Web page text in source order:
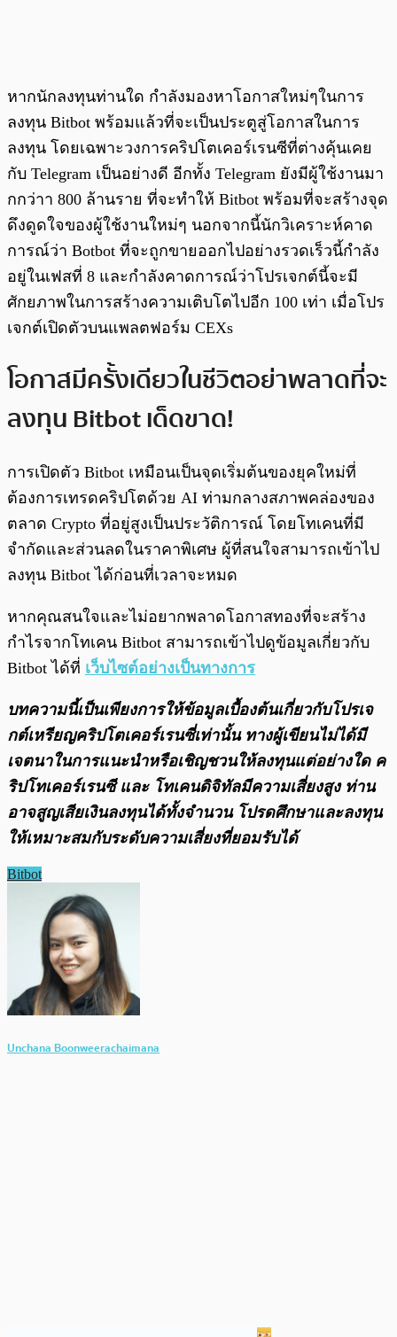
หากนักลงทุนท่านใด กำลังมองหาโอกาสใหม่ๆในการ
ลงทุน Bitbot พร้อมแล้วที่จะเป็นประตูสู่โอกาสในการ
ลงทุน โดยเฉพาะวงการคริปโตเคอร์เรนซีที่ต่างคุ้นเคย
กับ Telegram เป็นอย่างดี อีกทั้ง Telegram ยังมีผู้ใช้งานมา
กกว่าา 800 ล้านราย ที่จะทำให้ Bitbot พร้อมที่จะสร้างจุด
ดึงดูดใจของผู้ใช้งานใหม่ๆ นอกจากนี้นักวิเคราะห์คาด
การณ์ว่า Botbot ที่จะถูกขายออกไปอย่างรวดเร็วนี้กำลัง
อยู่ในเฟสที่ 8 และกำลังคาดการณ์ว่าโปรเจกต์นี้จะมี
ศักยภาพในการสร้างความเติบโตไปอีก 100 เท่า เมื่อโปร
เจกต์เปิดตัวบนแพลตฟอร์ม CEXs
โอกาสมีครั้งเดียวในชีวิตอย่าพลาดที่จะ
ลงทุน Bitbot เด็ดขาด!
การเปิดตัว Bitbot เหมือนเป็นจุดเริ่มต้นของยุคใหม่ที่
ต้องการเทรดคริปโตด้วย AI ท่ามกลางสภาพคล่องของ
ตลาด Crypto ที่อยู่สูงเป็นประวัติการณ์ โดยโทเคนที่มี
จำกัดและส่วนลดในราคาพิเศษ ผู้ที่สนใจสามารถเข้าไป
ลงทุน Bitbot ได้ก่อนที่เวลาจะหมด
หากคุณสนใจและไม่อยากพลาดโอกาสทองที่จะสร้าง
กำไรจากโทเคน Bitbot สามารถเข้าไปดูข้อมูลเกี่ยวกับ
Bitbot ได้ที่ เว็บไซต์อย่างเป็นทางการ
บทความนี้เป็นเพียงการให้ข้อมูลเบื้องต้นเกี่ยวกับโปรเจ
กต์เหรียญคริปโตเคอร์เรนซี่เท่านั้น ทางผู้เขียนไม่ได้มี
เจตนาในการแนะนำหรือเชิญชวนให้ลงทุนแต่อย่างใด ค
ริปโทเคอร์เรนซี และ โทเคนดิจิทัลมีความเสี่ยงสูง ท่าน
อาจสูญเสียเงินลงทุนได้ทั้งจํานวน โปรดศึกษาและลงทุน
ให้เหมาะสมกับระดับความเสี่ยงที่ยอมรับได้
Bitbot
Unchana Boonweerachaimana